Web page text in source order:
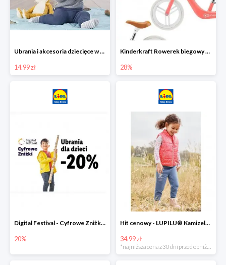
Ubrania i akcesoria dziecięce w Lidlu Online od 14,99 zł
14.99 zł
Kinderkraft Rowerek biegowy Fly
28%
Digital Festival - Cyfrowe Zniżki Ubrania dla dzieci w Lidlu -20%
20%
Hit cenowy - LUPILU® Kamizelka pikowana dziewczęca
34.99 zł